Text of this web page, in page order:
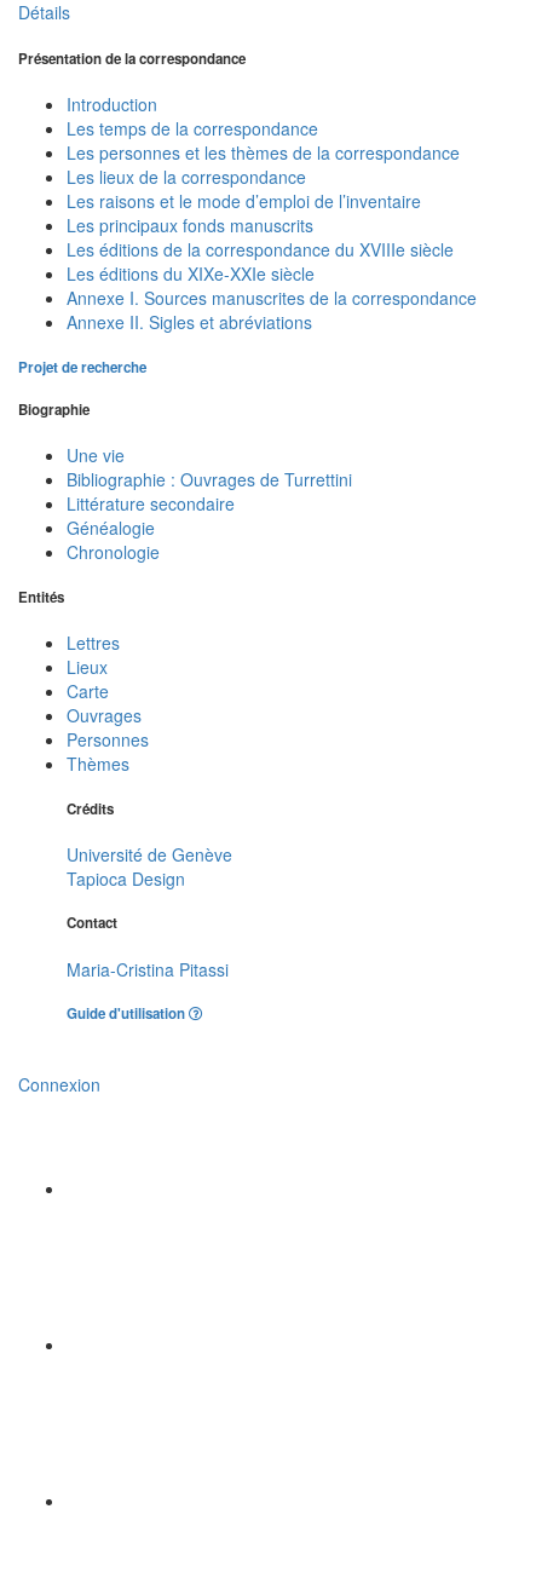
Détails
Présentation de la correspondance
Introduction
Les temps de la correspondance
Les personnes et les thèmes de la correspondance
Les lieux de la correspondance
Les raisons et le mode d’emploi de l’inventaire
Les principaux fonds manuscrits
Les éditions de la correspondance du XVIIIe siècle
Les éditions du XIXe-XXIe siècle
Annexe I. Sources manuscrites de la correspondance
Annexe II. Sigles et abréviations
Projet de recherche
Biographie
Une vie
Bibliographie : Ouvrages de Turrettini
Littérature secondaire
Généalogie
Chronologie
Entités
Lettres
Lieux
Carte
Ouvrages
Personnes
Thèmes
Crédits
Université de Genève
Tapioca Design
Contact
Maria-Cristina Pitassi
Guide d'utilisation
Connexion